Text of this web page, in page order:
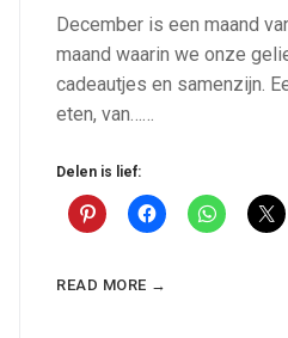
December is een maand
maand waarin we onze
cadeautjes en samenzijn.
eten, van……
Delen is lief:
READ MORE →